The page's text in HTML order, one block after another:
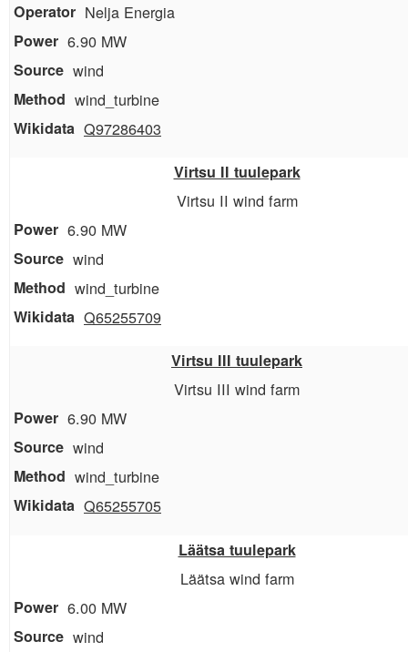
Nelja Energia
6.90 MW
wind
wind_turbine
Q97286403
Virtsu II tuulepark
Virtsu II wind farm
6.90 MW
wind
wind_turbine
Q65255709
Virtsu III tuulepark
Virtsu III wind farm
6.90 MW
wind
wind_turbine
Q65255705
Läätsa tuulepark
Läätsa wind farm
6.00 MW
wind